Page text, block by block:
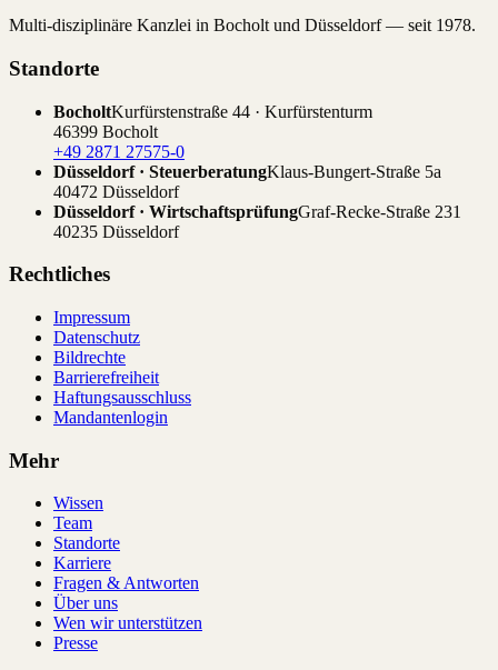
Multi-disziplinäre Kanzlei in Bocholt und Düsseldorf — seit 1978.
Standorte
BocholtKurfürstenstraße 44 · Kurfürstenturm
46399 Bocholt
+49 2871 27575-0
Düsseldorf · SteuerberatungKlaus-Bungert-Straße 5a
40472 Düsseldorf
Düsseldorf · WirtschaftsprüfungGraf-Recke-Straße 231
40235 Düsseldorf
Rechtliches
Impressum
Datenschutz
Bildrechte
Barrierefreiheit
Haftungsausschluss
Mandantenlogin
Mehr
Wissen
Team
Standorte
Karriere
Fragen & Antworten
Über uns
Wen wir unterstützen
Presse